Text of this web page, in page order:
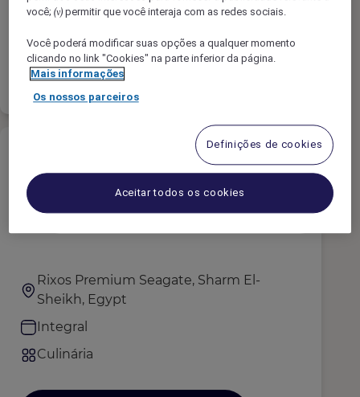
Governança
Consulte Mais
informação
lista
Rixos Premium Seagate, Sharm El-
Sheikh, Egypt
Integral
Culinária
você;(v) permitir que você interaja com as redes sociais.
Você poderá modificar suas opções a qualquer momento
clicando no link "Cookies" na parte inferior da página.
Mais informações
Os nossos parceiros
Definições de cookies
Aceitar todos os cookies